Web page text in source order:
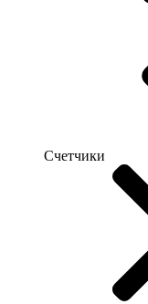
Счетчики